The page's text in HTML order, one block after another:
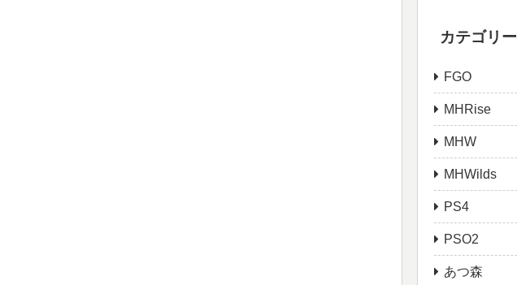
カテゴリー
FGO
MHRise
MHW
MHWilds
PS4
PSO2
あつ森